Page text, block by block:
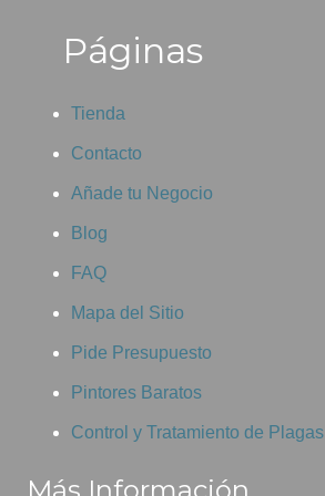
Páginas
Tienda
Contacto
Añade tu Negocio
Blog
FAQ
Mapa del Sitio
Pide Presupuesto
Pintores Baratos
Control y Tratamiento de Plagas